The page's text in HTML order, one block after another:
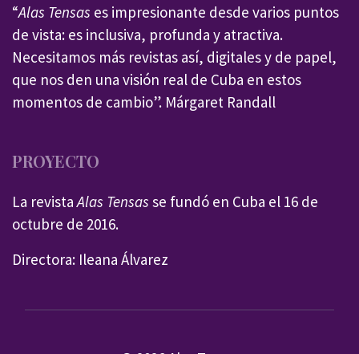
“Alas Tensas es impresionante desde varios puntos
de vista: es inclusiva, profunda y atractiva.
Necesitamos más revistas así, digitales y de papel,
que nos den una visión real de Cuba en estos
momentos de cambio”. Márgaret Randall
PROYECTO
La revistaAlas Tensas se fundó en Cuba el 16 de
octubre de 2016.
Directora: Ileana Álvarez